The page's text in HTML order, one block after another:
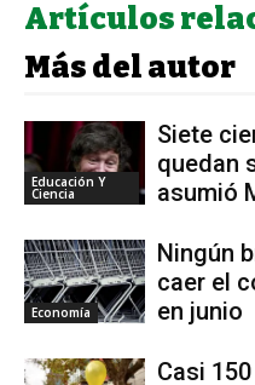
Artículos
Más del autor
Educación Y
Ciencia
Siete
quedan
asumió
Economía
Ningún
caer el
en junio
Casi